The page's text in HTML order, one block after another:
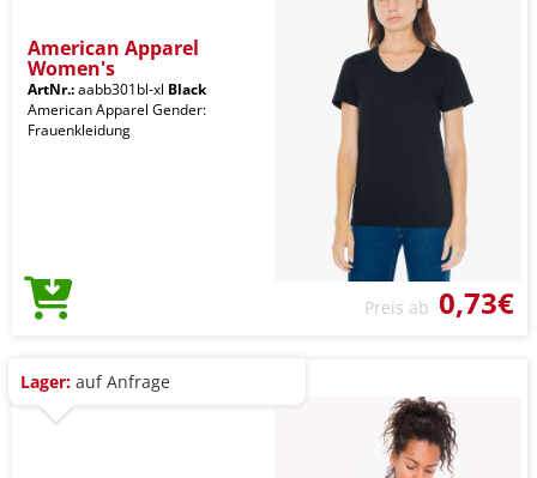
American Apparel
Women's
ArtNr.:aabb301bl-xl Black
American Apparel Gender:
Frauenkleidung
Preis ab 0,73€
Lager: auf Anfrage